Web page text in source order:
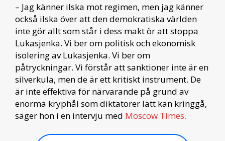
– Jag känner ilska mot regimen, men jag känner
också ilska över att den demokratiska världen
inte gör allt som står i dess makt ör att stoppa
Lukasjenka. Vi ber om politisk och ekonomisk
isolering av Lukasjenka. Vi ber om
påtryckningar. Vi förstår att sanktioner inte är en
silverkula, men de är ett kritiskt instrument. De
är inte effektiva för närvarande på grund av
enorma kryphål som diktatorer lätt kan kringgå,
säger hon i en intervju med Moscow Times.